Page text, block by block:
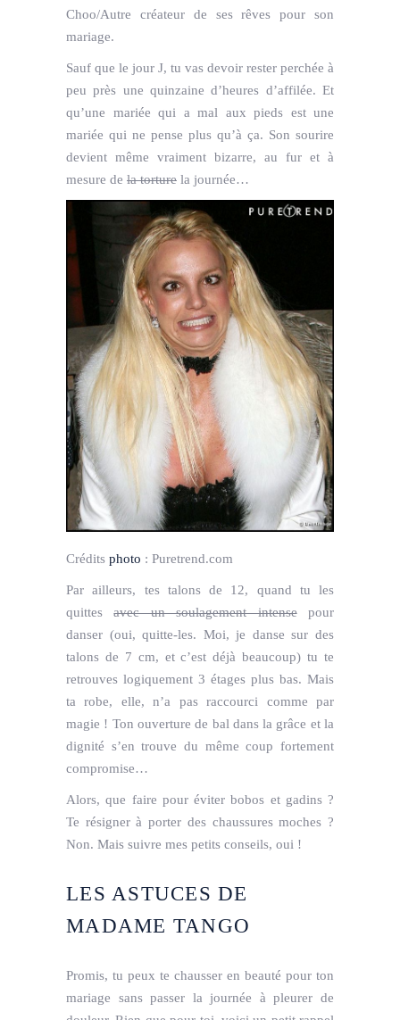
Choo/Autre créateur de ses rêves pour son
mariage.
Sauf que le jour J, tu vas devoir rester perchée à
peu près une quinzaine d’heures d’affilée. Et
qu’une mariée qui a mal aux pieds est une
mariée qui ne pense plus qu’à ça. Son sourire
devient même vraiment bizarre, au fur et à
mesure de la torture la journée…
Crédits photo : Puretrend.com
Par ailleurs, tes talons de 12, quand tu les
quittesavec un soulagement intensepour
danser (oui, quitte-les. Moi, je danse sur des
talons de 7 cm, et c’est déjà beaucoup) tu te
retrouves logiquement 3 étages plus bas. Mais
ta robe, elle, n’a pas raccourci comme par
magie ! Ton ouverture de bal dans la grâce et la
dignité s’en trouve du même coup fortement
compromise…
Alors, que faire pour éviter bobos et gadins ?
Te résigner à porter des chaussures moches ?
Non. Mais suivre mes petits conseils, oui !
LES ASTUCES DE
MADAME TANGO
Promis, tu peux te chausser en beauté pour ton
mariage sans passer la journée à pleurer de